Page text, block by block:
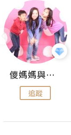
儍媽媽與兩隻小魔怪之家
追蹤